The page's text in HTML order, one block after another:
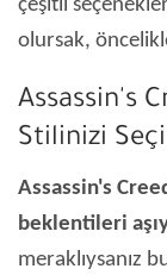
çeşitli
olursak,
Assassin's
Stilinizi
Assassin's
beklentileri
meraklıysanız